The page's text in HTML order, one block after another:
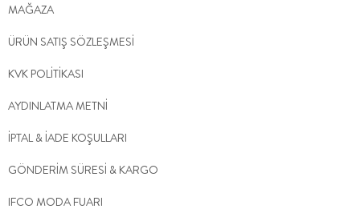
MAĞAZA
ÜRÜN SATIŞ SÖZLEŞMESİ
KVK POLİTİKASI
AYDINLATMA METNİ
İPTAL & İADE KOŞULLARI
GÖNDERİM SÜRESİ & KARGO
IFCO MODA FUARI